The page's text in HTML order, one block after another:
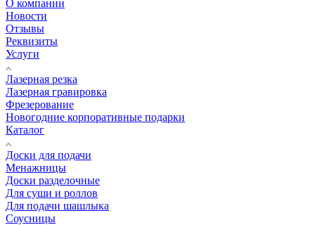
О компании
Новости
Отзывы
Реквизиты
Услуги
Лазерная резка
Лазерная гравировка
Фрезерование
Новогодние корпоративные подарки
Каталог
Доски для подачи
Менажницы
Доски разделочные
Для суши и роллов
Для подачи шашлыка
Соусницы